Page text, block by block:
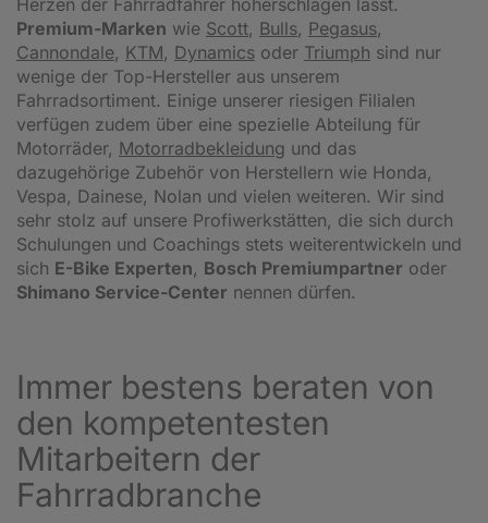
Premium-Marken wie Scott, Bulls, Pegasus,
Cannondale, KTM, Dynamics oder Triumph sind nur
wenige der Top-Hersteller aus unserem
Fahrradsortiment. Einige unserer riesigen Filialen
verfügen zudem über eine spezielle Abteilung für
Motorräder, Motorradbekleidung und das
dazugehörige Zubehör von Herstellern wie Honda,
Vespa, Dainese, Nolan und vielen weiteren. Wir sind
sehr stolz auf unsere Profiwerkstätten, die sich durch
Schulungen und Coachings stets weiterentwickeln und
sich E-Bike Experten, Bosch Premiumpartner oder
Shimano Service-Center nennen dürfen.
Immer bestens beraten von
den kompetentesten
Mitarbeitern der
Fahrradbranche